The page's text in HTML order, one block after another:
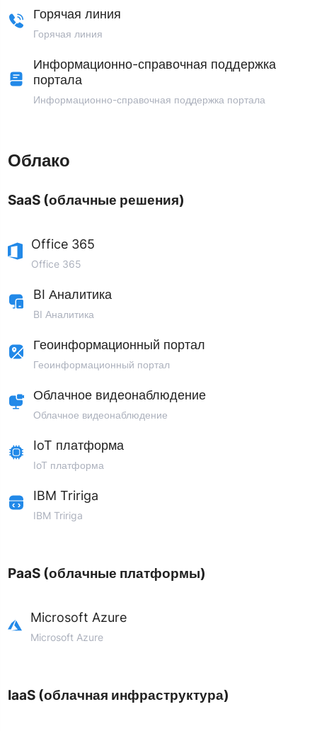
Горячая линия
Горячая линия
Информационно-справочная поддержка
портала
Информационно-справочная поддержка портала
Облако
SaaS (облачные решения)
Office 365
Office 365
BI Аналитика
BI Аналитика
Геоинформационный портал
Геоинформационный портал
Облачное видеонаблюдение
Облачное видеонаблюдение
IoT платформа
IoT платформа
IBM Tririga
IBM Tririga
PaaS (облачные платформы)
Microsoft Azure
Microsoft Azure
IaaS (облачная инфраструктура)